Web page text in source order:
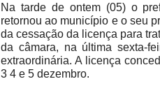
Na tarde de ontem (05) o
retornou ao município e o seu
da cessação da licença para
da câmara, na última sexta-
extraordinária. A licença
3 4 e 5 dezembro.